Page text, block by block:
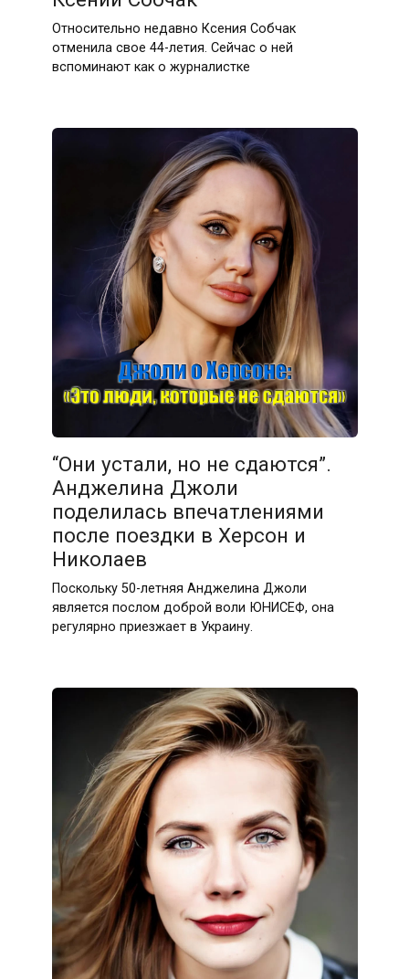
Относительно недавно Ксения Собчак
отменила свое 44-летия. Сейчас о ней
вспоминают как о журналистке
“Они устали, но не сдаются”.
Анджелина Джоли
поделилась впечатлениями
после поездки в Херсон и
Николаев
Поскольку 50-летняя Анджелина Джоли
является послом доброй воли ЮНИСЕФ, она
регулярно приезжает в Украину.